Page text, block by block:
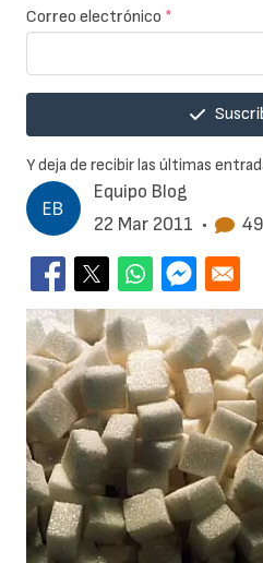
Equipo Blog
22 Mar 2011 •
Correo electrónico *
Y deja de recibir las últimas